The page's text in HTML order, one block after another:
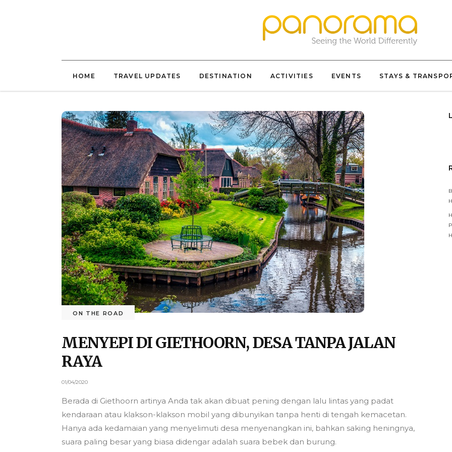
HOME TRAVEL UPDATES DESTINATION ACTIVITIES EVENTS STAYS &
ON THE ROAD
MENYEPI DI GIETHOORN, DESA TANPA JALAN
RAYA
01/04/2020
Berada di Giethoorn artinya Anda tak akan dibuat pening dengan lalu lintas yang padat
kendaraan atau klakson-klakson mobil yang dibunyikan tanpa henti di tengah kemacetan.
Hanya ada kedamaian yang menyelimuti desa menyenangkan ini, bahkan saking heningnya,
suara paling besar yang biasa didengar adalah suara bebek dan burung.